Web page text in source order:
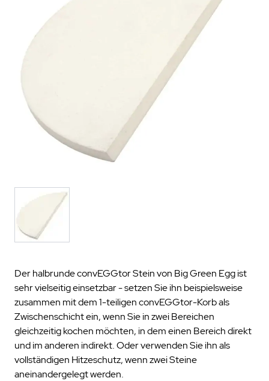
Der halbrunde convEGGtor Stein von Big Green Egg ist
sehr vielseitig einsetzbar - setzen Sie ihn beispielsweise
zusammen mit dem 1-teiligen convEGGtor-Korb als
Zwischenschicht ein, wenn Sie in zwei Bereichen
gleichzeitig kochen möchten, in dem einen Bereich direkt
und im anderen indirekt. Oder verwenden Sie ihn als
vollständigen Hitzeschutz, wenn zwei Steine
aneinandergelegt werden.